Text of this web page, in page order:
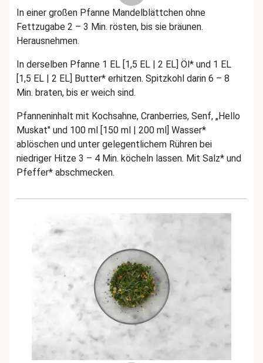
In einer großen Pfanne Mandelblättchen ohne
Fettzugabe 2 – 3 Min. rösten, bis sie bräunen.
Herausnehmen.
In derselben Pfanne 1 EL [1,5 EL | 2 EL] Öl* und 1 EL
[1,5 EL | 2 EL] Butter* erhitzen. Spitzkohl darin 6 – 8
Min. braten, bis er weich sind.
Pfanneninhalt mit Kochsahne, Cranberries, Senf, „Hello
Muskat" und 100 ml [150 ml | 200 ml] Wasser*
ablöschen und unter gelegentlichem Rühren bei
niedriger Hitze 3 – 4 Min. köcheln lassen. Mit Salz* und
Pfeffer* abschmecken.